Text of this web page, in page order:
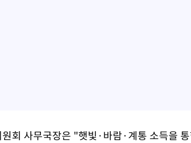
회 사무국장은 "햇빛·바람·계통 소득을